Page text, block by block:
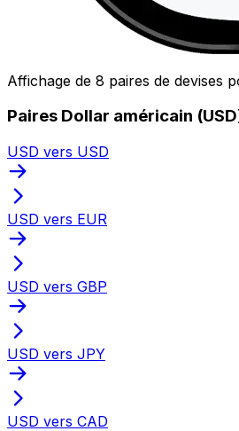
Affichage de 8 paires de devises
Paires Dollar américain
USD vers USD
USD vers EUR
USD vers GBP
USD vers JPY
USD vers CAD